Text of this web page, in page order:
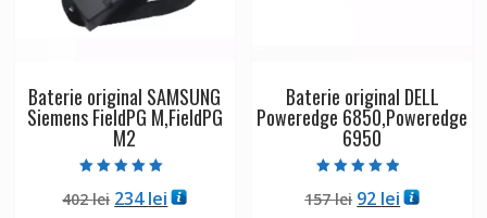
Baterie original SAMSUNG
Siemens FieldPG M,FieldPG
M2
5.00
din 5
402lei Prețul
234leiPrețul
Baterie original DELL
Poweredge 6850,Poweredge
6950
4.50
din 5
157lei Prețul
92 leiPrețul